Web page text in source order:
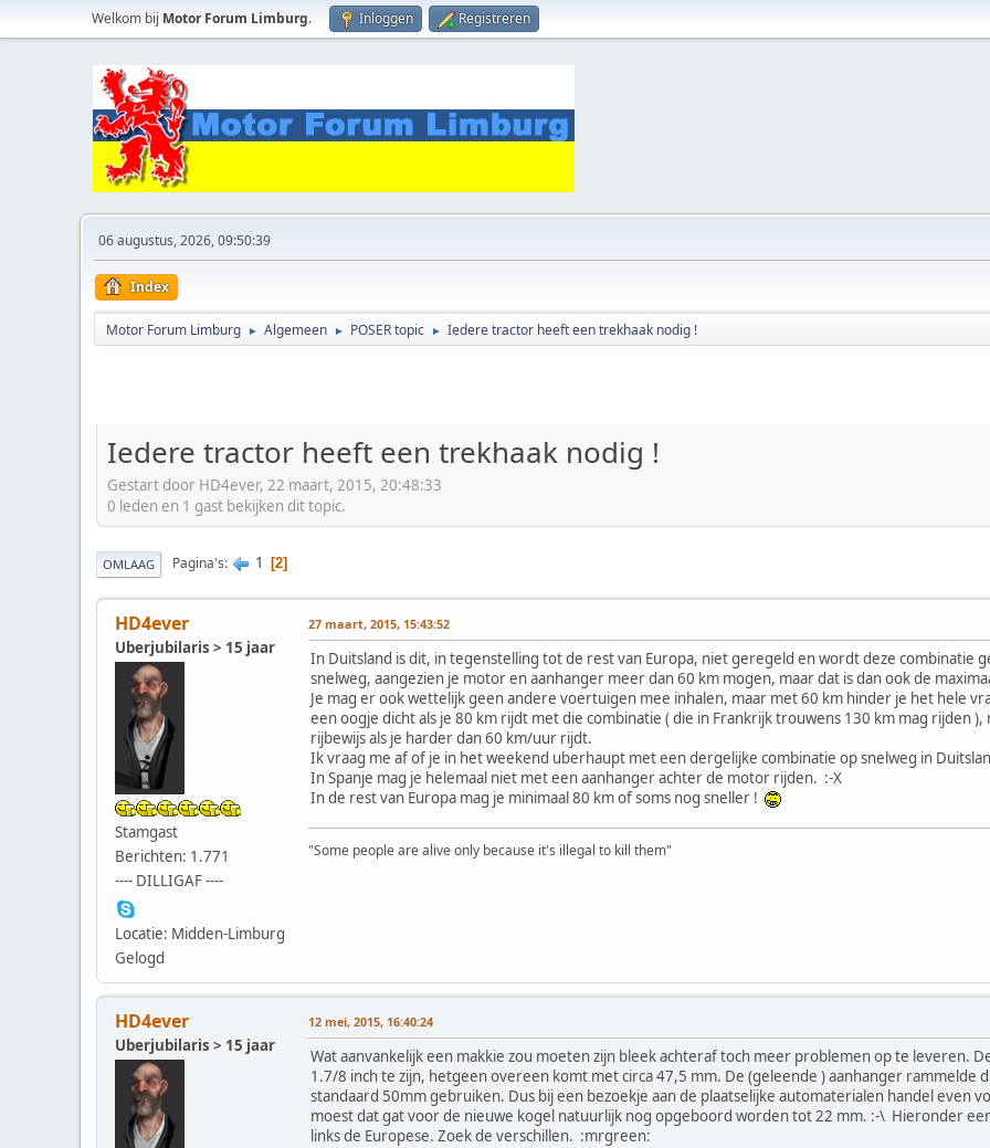
Welkom bij Motor Forum Limburg. Inloggen Registreren
06 augustus, 2026, 09:50:39
Index
Motor Forum Limburg ► Algemeen ► POSER topic ► Iedere tractor heeft een trekhaak nodig !
Iedere tractor heeft een trekhaak nodig !
Gestart door HD4ever, 22 maart, 2015, 20:48:33
0 leden en 1 gast bekijken dit topic.
OMLAAG Pagina's 1 2
HD4ever
Uberjubilaris > 15 jaar
Stamgast
Berichten: 1.771
---- DILLIGAF ----
Locatie: Midden-Limburg
Gelogd
27 maart, 2015, 15:43:52
In Duitsland is dit, in tegenstelling tot de rest van Europa, niet geregeld en wordt deze combinatie
snelweg, aangezien je motor en aanhanger meer dan 60 km mogen, maar dat is dan ook de
Je mag er ook wettelijk geen andere voertuigen mee inhalen, maar met 60 km hinder je het hele
een oogje dicht als je 80 km rijdt met die combinatie ( die in Frankrijk trouwens 130 km mag rijden
rijbewijs als je harder dan 60 km/uur rijdt.
Ik vraag me af of je in het weekend uberhaupt met een dergelijke combinatie op snelweg in
In Spanje mag je helemaal niet met een aanhanger achter de motor rijden. :-X
In de rest van Europa mag je minimaal 80 km of soms nog sneller !
"Some people are alive only because it's illegal to kill them"
HD4ever
Uberjubilaris > 15 jaar
12 mei, 2015, 16:40:24
Wat aanvankelijk een makkie zou moeten zijn bleek achteraf toch meer problemen op te leveren.
1.7/8 inch te zijn, hetgeen overeen komt met circa 47,5 mm. De (geleende ) aanhanger rammelde
standaard 50mm gebruiken. Dus bij een bezoekje aan de plaatselijke automaterialen handel even
moest dat gat voor de nieuwe kogel natuurlijk nog opgeboord worden tot 22 mm. :-\ Hieronder
links de Europese. Zoek de verschillen. :mrgreen: